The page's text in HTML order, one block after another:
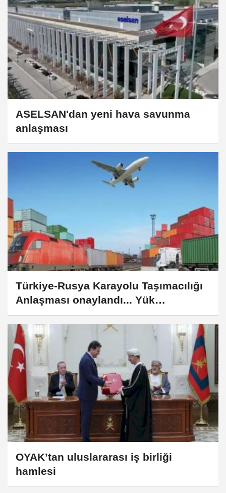
ASELSAN'dan yeni hava savunma
anlaşması
Türkiye-Rusya Karayolu Taşımacılığı
Anlaşması onaylandı... Yük
taşımacılığı kolaylaşacak
OYAK’tan uluslararası iş birliği
hamlesi